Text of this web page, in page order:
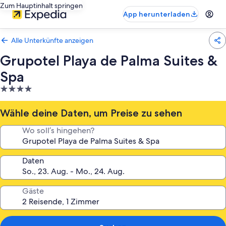
Zum Hauptinhalt springen
App herunterladen
Alle Unterkünfte anzeigen
Grupotel Playa de Palma Suites &
Spa
4.0-
Sterne-
Unterkunft
Wähle deine Daten, um Preise zu sehen
Wo soll’s hingehen?
Daten
Gäste